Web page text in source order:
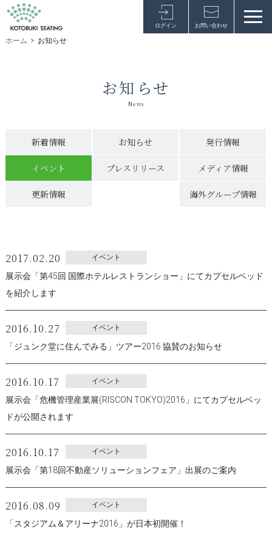
ログイン お問い合わせ
ホーム > お知らせ
お知らせ
News
新着情報 お知らせ 発行情報
イベント プレスリリース メディア情報
更新情報 海外グループ情報
2017.02.20 イベント
展示会「第45回 国際ホテルレストランショー」にてカプセルベッド
を紹介します
2016.10.27 イベント
「ジュンク堂に住んでみる」ツアー2016 協賛のお知らせ
2016.10.17 イベント
展示会「危機管理産業展(RISCON TOKYO)2016」にてカプセルベッ
ドが公開されます
2016.10.17 イベント
展示会「第18回不動産ソリューションフェア」出展のご案内
2016.08.09 イベント
「スタジアム＆アリーナ2016」が日本初開催！